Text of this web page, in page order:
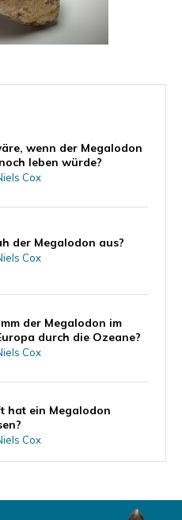
wenn der Megalodon
leben würde?
Cox
der Megalodon aus?
Cox
der Megalodon im
durch die Ozeane?
Cox
hat ein Megalodon
Cox
Megalodon jemals